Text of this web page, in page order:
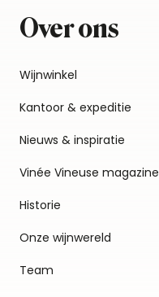
Over ons
Wijnwinkel
Kantoor & expeditie
Nieuws & inspiratie
Vinée Vineuse magazine
Historie
Onze wijnwereld
Team